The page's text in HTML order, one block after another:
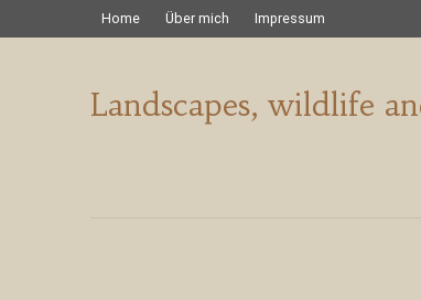
Home Über mich Impressum
Landscapes, wildlife